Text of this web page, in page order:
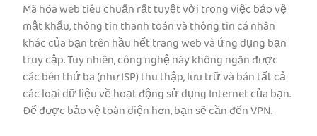
Mã hóa web tiêu chuẩn rất tuyệt vời trong việc bảo vệ
mật khẩu, thông tin thanh toán và thông tin cá nhân
khác của bạn trên hầu hết trang web và ứng dụng bạn
truy cập. Tuy nhiên, công nghệ này không ngăn được
các bên thứ ba (như ISP) thu thập, lưu trữ và bán tất cả
các loại dữ liệu về hoạt động sử dụng Internet của bạn.
Để được bảo vệ toàn diện hơn, bạn sẽ cần đến VPN.